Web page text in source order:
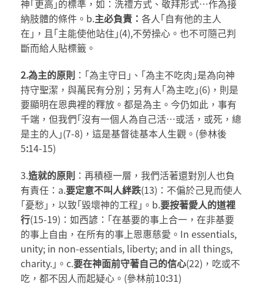
神｢更高｣的標準，如：洗禮方式、敬拜形式…作為接
納肢體的條件。b.主必負責： 各人｢自有他的主人
在｣，且｢主能使他站住｣(4),不勞操心。也不可隨己判
斷而給人貼標籤。
2.為主的原則 ：｢為主守日｣、｢為主不吃肉｣是為向神
持守聖潔，與萬民有分別；另有人｢為主吃｣(6)，則是
要顯明在恩典裡的釋放。都是為主。今仍如此，事有
千端，但我們｢沒有一個人為自己活…或活，或死，總
是主的人｣(7-8)，這是基督徒基本人生觀。(參林後
5:14-15)
3.造就的原則 ：再積極一層，我們活著還對別人也負
有責任：a.要定意不叫人絆跌(13)：不偏於己見而使人
｢憂愁｣，以致｢毀壞神的工程｣。b.要按著愛人的道裡
行(15-19)：如西諺：｢在基要的事上合一，在非基要
的事上自由，在所有的事上恩惠慈愛。In essentials,
unity; in non-essentials, liberty; and in all things,
charity.｣。c.要在神面前守著自己的信心(22)，吃或不
吃，都不因人而起疑心。(參林前10:31)